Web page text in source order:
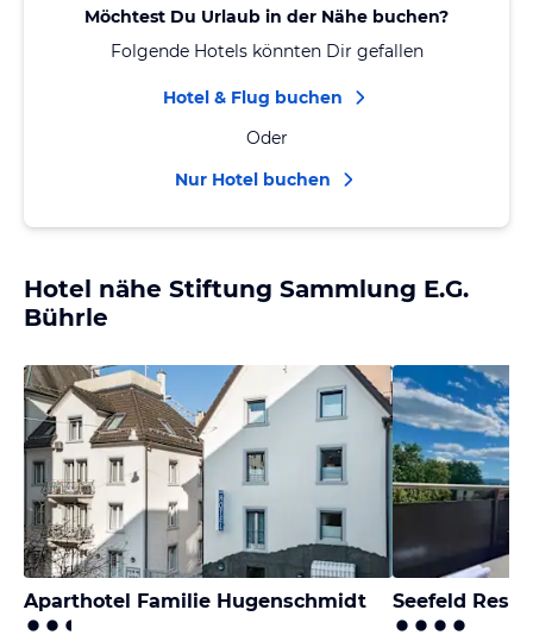
Möchtest Du Urlaub in der Nähe buchen?
Folgende Hotels könnten Dir gefallen
Hotel & Flug buchen
Oder
Nur Hotel buchen
Hotel nähe Stiftung Sammlung E.G.
Bührle
Aparthotel Familie Hugenschmidt Seefeld